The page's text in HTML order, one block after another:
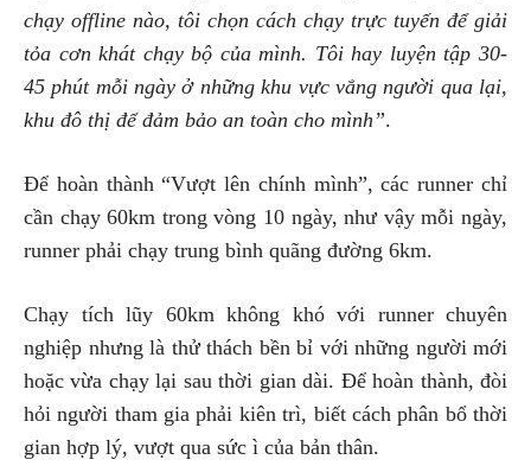
chạy offline nào, tôi chọn cách chạy trực tuyến để giải
tỏa cơn khát chạy bộ của mình. Tôi hay luyện tập 30-
45 phút mỗi ngày ở những khu vực vắng người qua lại,
khu đô thị để đảm bảo an toàn cho mình”.
Để hoàn thành “Vượt lên chính mình”, các runner chỉ
cần chạy 60km trong vòng 10 ngày, như vậy mỗi ngày,
runner phải chạy trung bình quãng đường 6km.
Chạy tích lũy 60km không khó với runner chuyên
nghiệp nhưng là thử thách bền bỉ với những người mới
hoặc vừa chạy lại sau thời gian dài. Để hoàn thành, đòi
hỏi người tham gia phải kiên trì, biết cách phân bổ thời
gian hợp lý, vượt qua sức ì của bản thân.